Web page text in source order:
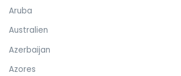
Aruba
Australien
Azerbaijan
Azores